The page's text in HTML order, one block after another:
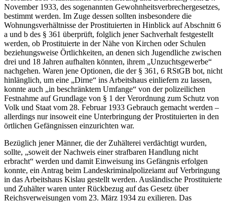
November 1933, des sogenannten Gewohnheitsverbrechergesetzes,
bestimmt werden. Im Zuge dessen sollten insbesondere die
Wohnungsverhältnisse der Prostituierten in Hinblick auf Abschnitt 6
a und b des § 361 überprüft, folglich jener Sachverhalt festgestellt
werden, ob Prostituierte in der Nähe von Kirchen oder Schulen
beziehungsweise Örtlichkeiten, an denen sich Jugendliche zwischen
drei und 18 Jahren aufhalten könnten, ihrem „Unzuchtsgewerbe“
nachgehen. Waren jene Optionen, die der § 361, 6 RStGB bot, nicht
hinlänglich, um eine „Dirne“ ins Arbeitshaus einliefern zu lassen,
konnte auch „in beschränktem Umfange“ von der polizeilichen
Festnahme auf Grundlage von § 1 der Verordnung zum Schutz von
Volk und Staat vom 28. Februar 1933 Gebrauch gemacht werden –
allerdings nur insoweit eine Unterbringung der Prostituierten in den
örtlichen Gefängnissen einzurichten war.
Bezüglich jener Männer, die der Zuhälterei verdächtigt wurden,
sollte, „soweit der Nachweis einer strafbaren Handlung nicht
erbracht“ werden und damit Einweisung ins Gefängnis erfolgen
konnte, ein Antrag beim Landeskriminalpolizeiamt auf Verbringung
in das Arbeitshaus Kislau gestellt werden. Ausländische Prostituierte
und Zuhälter waren unter Rückbezug auf das Gesetz über
Reichsverweisungen vom 23. März 1934 zu exilieren. Das